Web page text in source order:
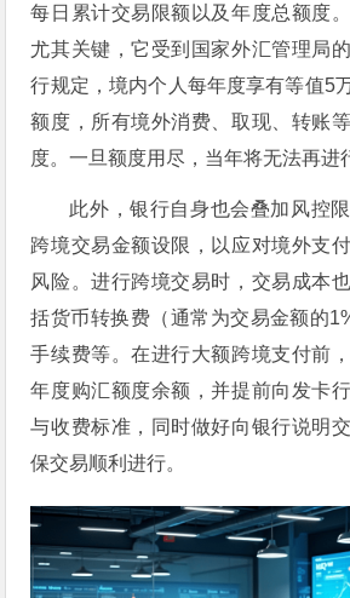
每日累计交易限额以及年度总额度
尤其关键，它受到国家外汇管理局
行规定，境内个人每年度享有等值5
额度，所有境外消费、取现、转账
度。一旦额度用尽，当年将无法再进
此外，银行自身也会叠加风控
跨境交易金额设限，以应对境外支
风险。进行跨境交易时，交易成本
括货币转换费（通常为交易金额的
手续费等。在进行大额跨境支付前
年度购汇额度余额，并提前向发卡
与收费标准，同时做好向银行说明
保交易顺利进行。